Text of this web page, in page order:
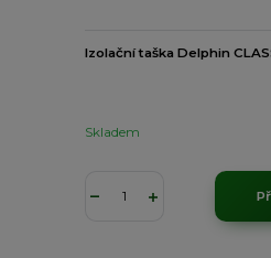
Izolační taška Delphin
Skladem